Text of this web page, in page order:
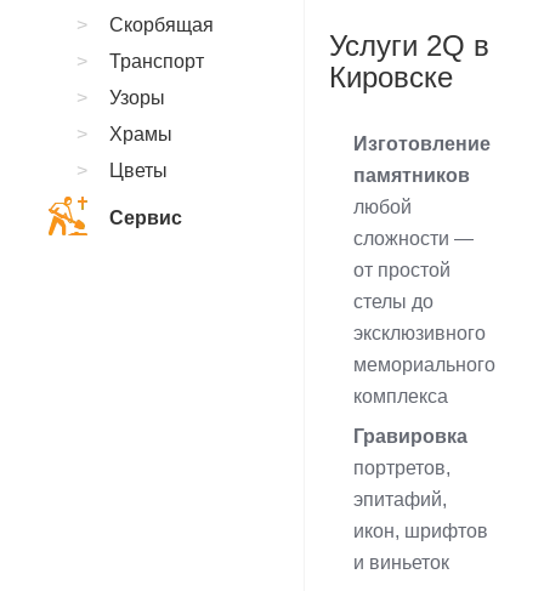
Услуги 2Q в
Кировске
Изготовление
памятников
любой
сложности —
от простой
стелы до
эксклюзивного
мемориального
комплекса
Гравировка
портретов,
эпитафий,
икон, шрифтов
и виньеток
Скорбящая
Транспорт
Узоры
Храмы
Цветы
Сервис